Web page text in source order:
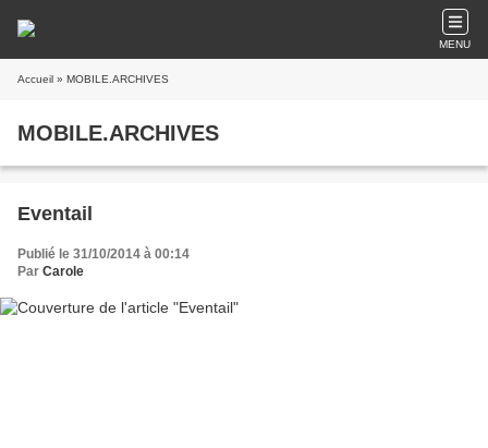
MENU
Accueil » MOBILE.ARCHIVES
MOBILE.ARCHIVES
Eventail
Publié le 31/10/2014 à 00:14
Par Carole